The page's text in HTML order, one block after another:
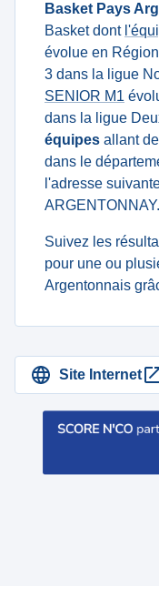
Basket Pays
Basket dont
évolue en
3 dans la ligue
SENIOR M1
dans la ligue
équipes allant
dans le
l'adresse
ARGENTONNAY.
Suivez les
pour une ou
Argentonnais
Site Internet